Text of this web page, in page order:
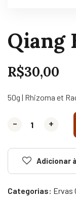
Qiang
R$30,00
50g | Rhizoma et
- +
- +
Adicionar
Categorias: Ervas